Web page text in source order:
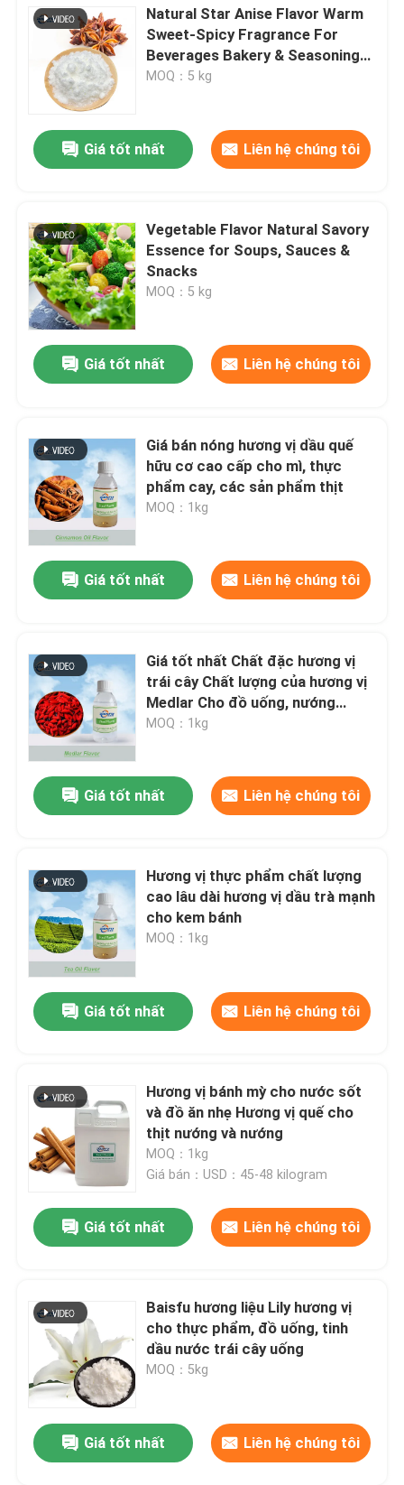
Gửi đi
Natural Star Anise Flavor Warm
Sweet-Spicy Fragrance For
Beverages Bakery & Seasoning
Applications
MOQ：5 kg
Giá tốt nhất Liên hệ chúng tôi
Vegetable Flavor Natural Savory
Essence for Soups, Sauces &
Snacks
MOQ：5 kg
Giá tốt nhất Liên hệ chúng tôi
Giá bán nóng hương vị dầu quế
hữu cơ cao cấp cho mì, thực
phẩm cay, các sản phẩm thịt
MOQ：1kg
Giá tốt nhất Liên hệ chúng tôi
Giá tốt nhất Chất đặc hương vị
trái cây Chất lượng của hương vị
Medlar Cho đồ uống, nướng
bánh, kem
MOQ：1kg
Giá tốt nhất Liên hệ chúng tôi
Hương vị thực phẩm chất lượng
cao lâu dài hương vị dầu trà mạnh
cho kem bánh
MOQ：1kg
Giá tốt nhất Liên hệ chúng tôi
Hương vị bánh mỳ cho nước sốt
và đồ ăn nhẹ Hương vị quế cho
thịt nướng và nướng
MOQ：1kg
Giá bán：USD：45-48 kilogram
Giá tốt nhất Liên hệ chúng tôi
Baisfu hương liệu Lily hương vị
cho thực phẩm, đồ uống, tinh
dầu nước trái cây uống
MOQ：5kg
Giá tốt nhất Liên hệ chúng tôi